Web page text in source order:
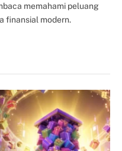
memahami peluang
finansial modern.